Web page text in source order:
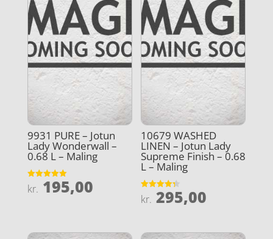
9931 PURE – Jotun
Lady Wonderwall –
0.68 L – Maling
Vurderet
5
kr. 195,00
10679 WASHED
LINEN – Jotun Lady
Supreme Finish – 0.68
L – Maling
Vurderet
4.3
kr. 295,00